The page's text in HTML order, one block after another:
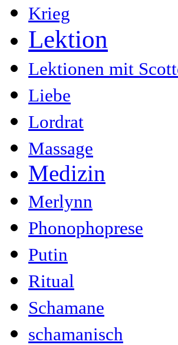
Krieg
Lektion
Lektionen mit
Liebe
Lordrat
Massage
Medizin
Merlynn
Phonophoprese
Putin
Ritual
Schamane
schamanisch